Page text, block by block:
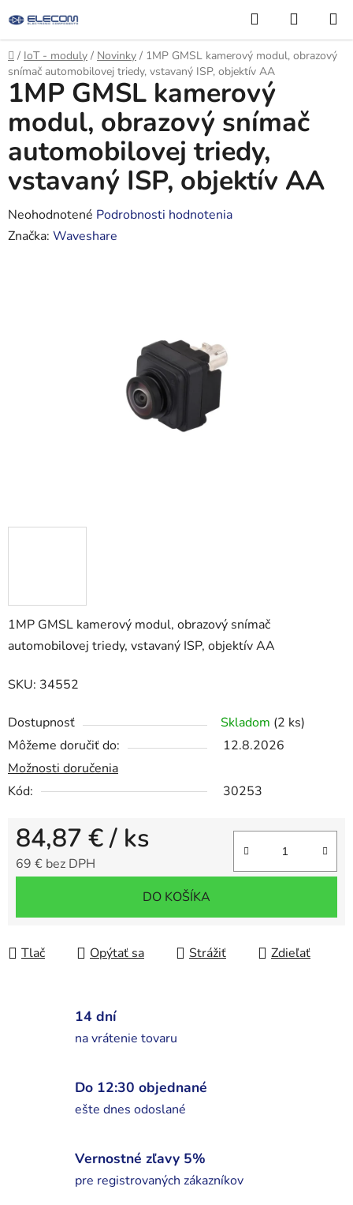
na
obsah
Hľadať
KOŠÍK
Domov
/ IoT - moduly / Novinky / 1MP GMSL kamerový modul, obrazový
snímač automobilovej triedy, vstavaný ISP, objektív AA
1MP GMSL kamerový modul, obrazový snímač
automobilovej triedy, vstavaný ISP, objektív AA
SKU: 34552
Dostupnosť Skladom (2 ks)
Môžeme doručiť do:
12.8.2026
Možnosti doručenia
Kód:
30253
84,87 €/ ks
69 € bez DPH
DO KOŠÍKA
Tlač Opýtať sa Strážiť Zdieľať
1MP GMSL kamerový
modul, obrazový snímač
automobilovej triedy,
vstavaný ISP, objektív AA
Priemerné
hodnotenie
Neohodnotené Podrobnosti hodnotenia
Značka: Waveshare
14 dní
na vrátenie tovaru
Do 12:30 objednané
ešte dnes odoslané
Vernostné zľavy 5%
pre registrovaných zákazníkov